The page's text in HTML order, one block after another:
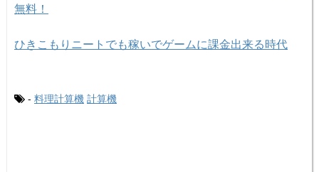
無料！
ひきこもりニートでも稼いでゲームに課金出来る時代
- 料理計算機 計算機